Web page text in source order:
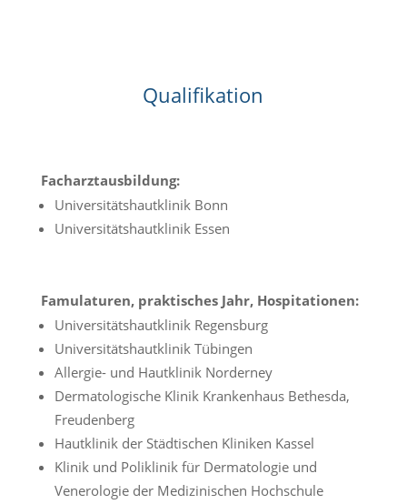
Qualifikation
Facharztausbildung:
Universitätshautklinik Bonn
Universitätshautklinik Essen
Famulaturen, praktisches Jahr, Hospitationen:
Universitätshautklinik Regensburg
Universitätshautklinik Tübingen
Allergie- und Hautklinik Norderney
Dermatologische Klinik Krankenhaus Bethesda,
Freudenberg
Hautklinik der Städtischen Kliniken Kassel
Klinik und Poliklinik für Dermatologie und
Venerologie der Medizinischen Hochschule